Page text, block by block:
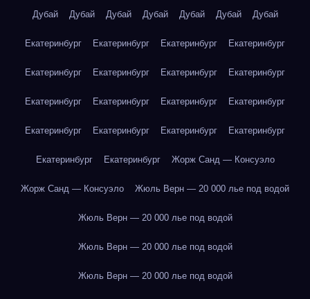
Дубай Дубай Дубай Дубай Дубай Дубай Дубай
Екатеринбург Екатеринбург Екатеринбург Екатеринбург
Екатеринбург Екатеринбург Екатеринбург Екатеринбург
Екатеринбург Екатеринбург Екатеринбург Екатеринбург
Екатеринбург Екатеринбург Екатеринбург Екатеринбург
Екатеринбург Екатеринбург Жорж Санд — Консуэло
Жорж Санд — Консуэло Жюль Верн — 20 000 лье под водой
Жюль Верн — 20 000 лье под водой
Жюль Верн — 20 000 лье под водой
Жюль Верн — 20 000 лье под водой